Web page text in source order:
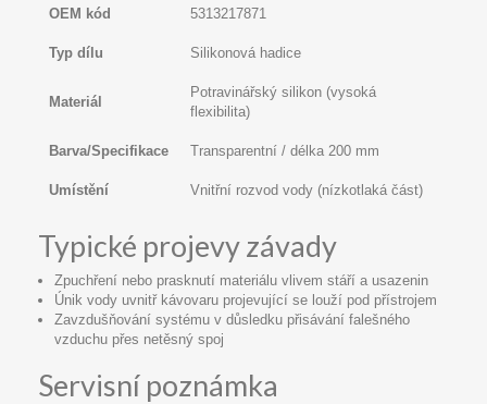
OEM kód 5313217871
Typ dílu Silikonová hadice
Materiál
Potravinářský silikon (vysoká
flexibilita)
Barva/Specifikace Transparentní / délka 200 mm
Umístění Vnitřní rozvod vody (nízkotlaká část)
Typické projevy závady
Zpuchření nebo prasknutí materiálu vlivem stáří a usazenin
Únik vody uvnitř kávovaru projevující se louží pod přístrojem
Zavzdušňování systému v důsledku přisávání falešného
vzduchu přes netěsný spoj
Servisní poznámka